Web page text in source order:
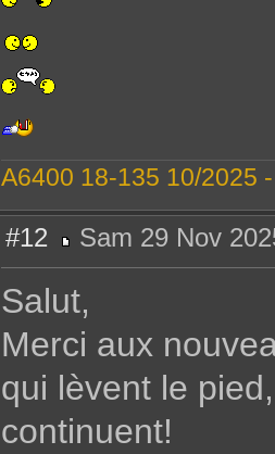
A6400 18-135 10/2025
#12
e
s
Sam 29 Nov
Salut,
Merci aux
qui lèvent le
continuent!